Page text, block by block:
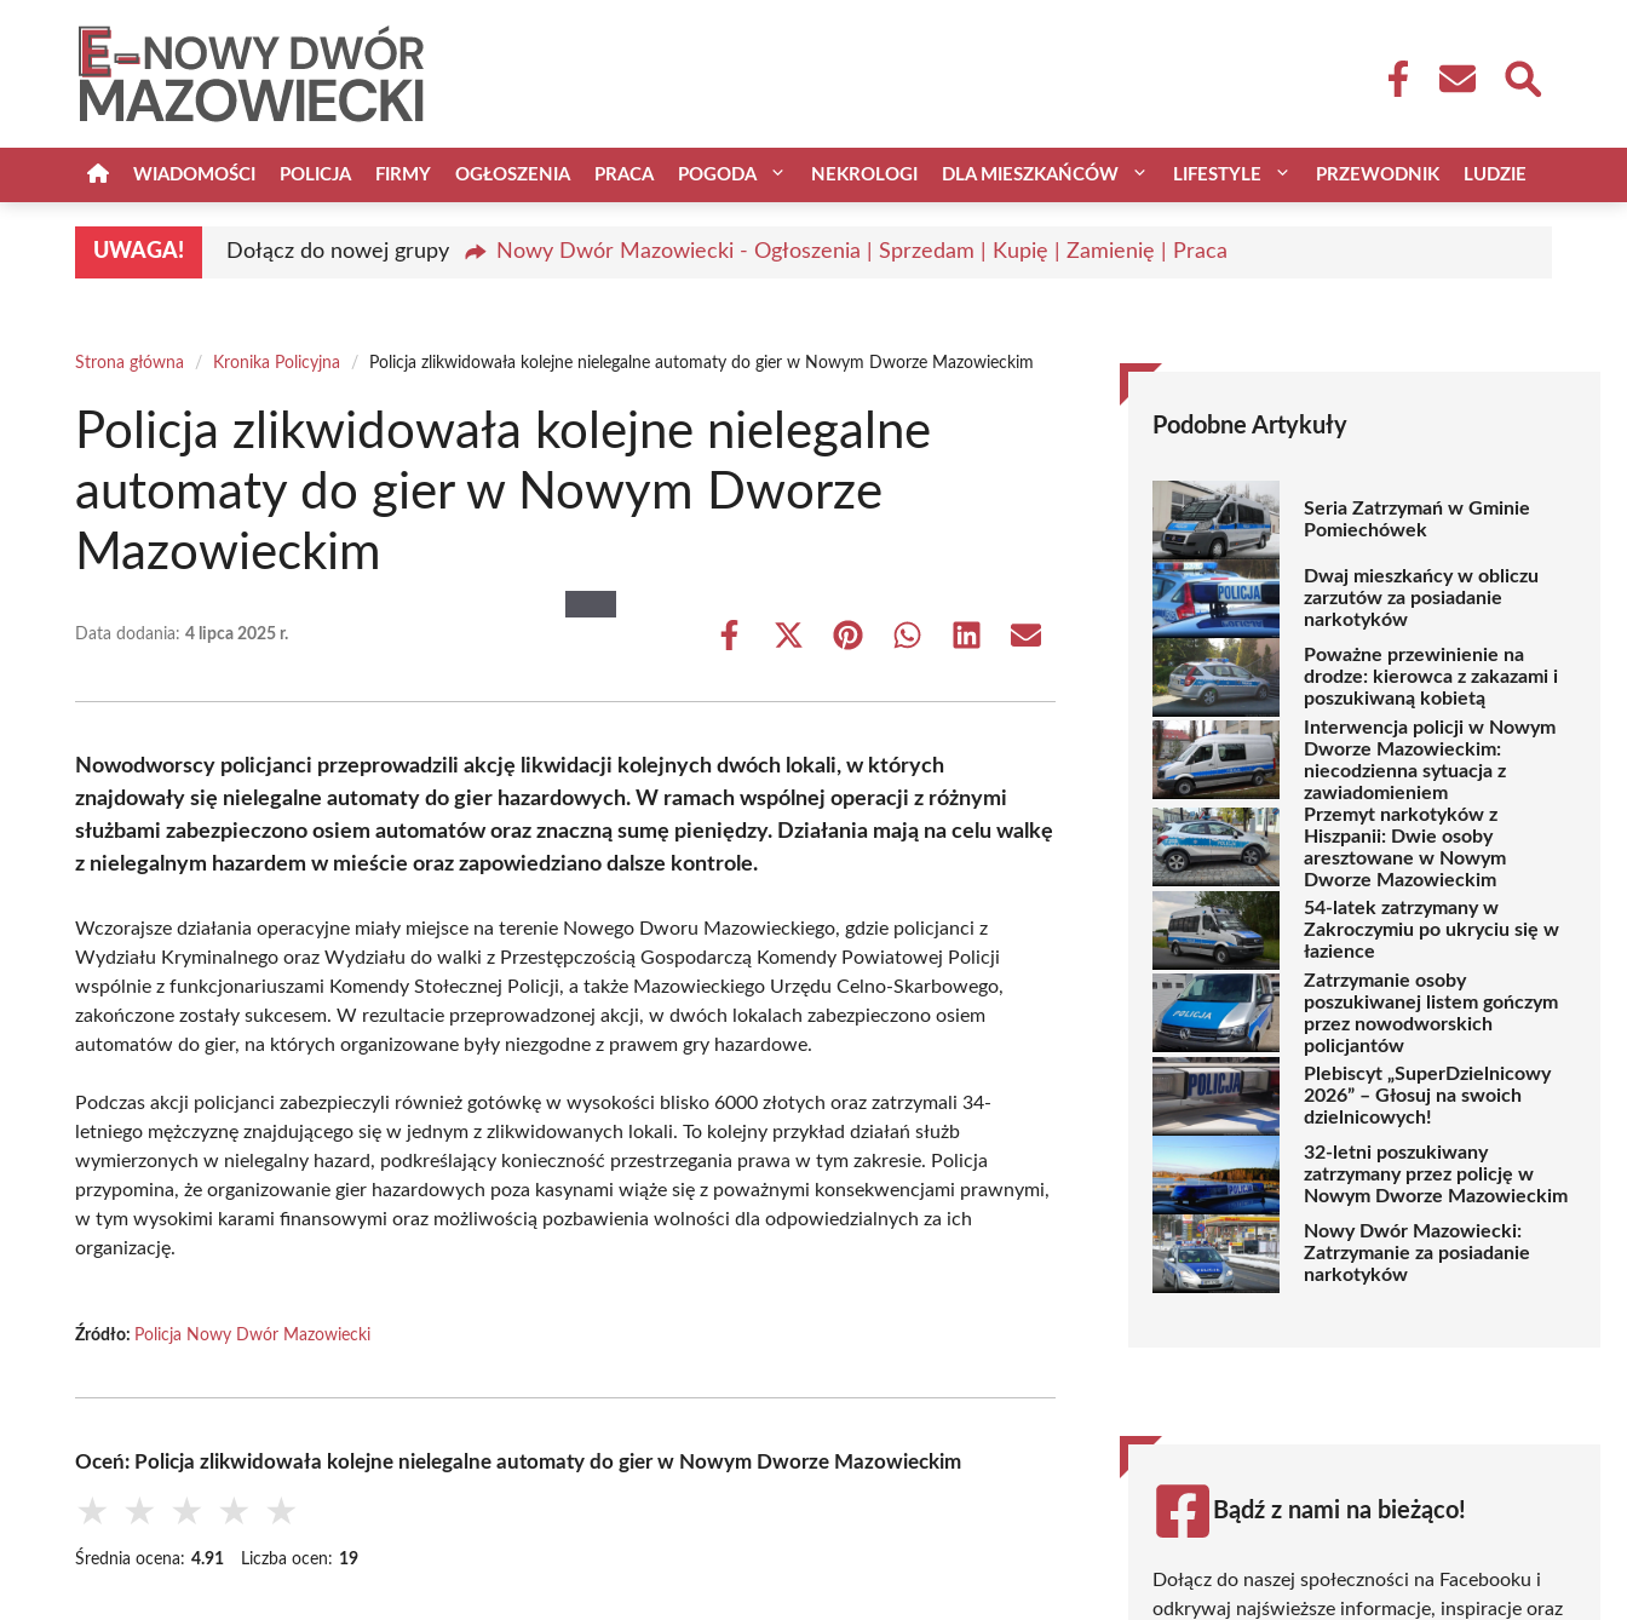
WIADOMOŚCI POLICJA FIRMY OGŁOSZENIA PRACA POGODA NEKROLOGI DLA MIESZKAŃCÓW LIFESTYLE PRZEWODNIK LUDZIE
UWAGA! Dołącz do nowej grupy Nowy Dwór Mazowiecki - Ogłoszenia | Sprzedam | Kupię | Zamienię | Praca
Strona główna / Kronika Policyjna / Policja zlikwidowała kolejne nielegalne automaty do gier w Nowym Dworze Mazowieckim
Policja zlikwidowała kolejne nielegalne
automaty do gier w Nowym Dworze
Mazowieckim
Data dodania: 4 lipca 2025 r.
Share
Share
(Twitter)
Share Share Share Share
Nowodworscy policjanci przeprowadzili akcję likwidacji kolejnych dwóch lokali, w których
znajdowały się nielegalne automaty do gier hazardowych. W ramach wspólnej operacji z różnymi
służbami zabezpieczono osiem automatów oraz znaczną sumę pieniędzy. Działania mają na celu walkę
z nielegalnym hazardem w mieście oraz zapowiedziano dalsze kontrole.
Wczorajsze działania operacyjne miały miejsce na terenie Nowego Dworu Mazowieckiego, gdzie policjanci z
Wydziału Kryminalnego oraz Wydziału do walki z Przestępczością Gospodarczą Komendy Powiatowej Policji
wspólnie z funkcjonariuszami Komendy Stołecznej Policji, a także Mazowieckiego Urzędu Celno-Skarbowego,
zakończone zostały sukcesem. W rezultacie przeprowadzonej akcji, w dwóch lokalach zabezpieczono osiem
automatów do gier, na których organizowane były niezgodne z prawem gry hazardowe.
Podczas akcji policjanci zabezpieczyli również gotówkę w wysokości blisko 6000 złotych oraz zatrzymali 34-
letniego mężczyznę znajdującego się w jednym z zlikwidowanych lokali. To kolejny przykład działań służb
wymierzonych w nielegalny hazard, podkreślający konieczność przestrzegania prawa w tym zakresie. Policja
przypomina, że organizowanie gier hazardowych poza kasynami wiąże się z poważnymi konsekwencjami prawnymi,
w tym wysokimi karami finansowymi oraz możliwością pozbawienia wolności dla odpowiedzialnych za ich
organizację.
Źródło: Policja Nowy Dwór Mazowiecki
Oceń: Policja zlikwidowała kolejne nielegalne automaty do gier w Nowym Dworze Mazowieckim
★ ★ ★ ★ ★
Średnia ocena: 4.91 Liczba ocen: 19
Podobne Artykuły
Seria Zatrzymań w Gminie
Pomiechówek
Dwaj mieszkańcy w obliczu
zarzutów za posiadanie
narkotyków
Poważne przewinienie na
drodze: kierowca z zakazami i
poszukiwaną kobietą
Interwencja policji w Nowym
Dworze Mazowieckim:
niecodzienna sytuacja z
zawiadomieniem
Przemyt narkotyków z
Hiszpanii: Dwie osoby
aresztowane w Nowym
Dworze Mazowieckim
54-latek zatrzymany w
Zakroczymiu po ukryciu się w
łazience
Zatrzymanie osoby
poszukiwanej listem gończym
przez nowodworskich
policjantów
Plebiscyt „SuperDzielnicowy
2026” – Głosuj na swoich
dzielnicowych!
32-letni poszukiwany
zatrzymany przez policję w
Nowym Dworze Mazowieckim
Nowy Dwór Mazowiecki:
Zatrzymanie za posiadanie
narkotyków
Bądź z nami na bieżąco!
Dołącz do naszej społeczności na Facebooku i
odkrywaj najświeższe informacje, inspiracje oraz